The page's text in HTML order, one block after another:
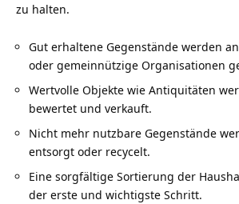
zu halten.
Gut erhaltene Gegenstände werden
oder gemeinnützige Organisationen
Wertvolle Objekte wie Antiquitäten
bewertet und verkauft.
Nicht mehr nutzbare Gegenstände
entsorgt oder recycelt.
Eine sorgfältige Sortierung der
der erste und wichtigste Schritt.